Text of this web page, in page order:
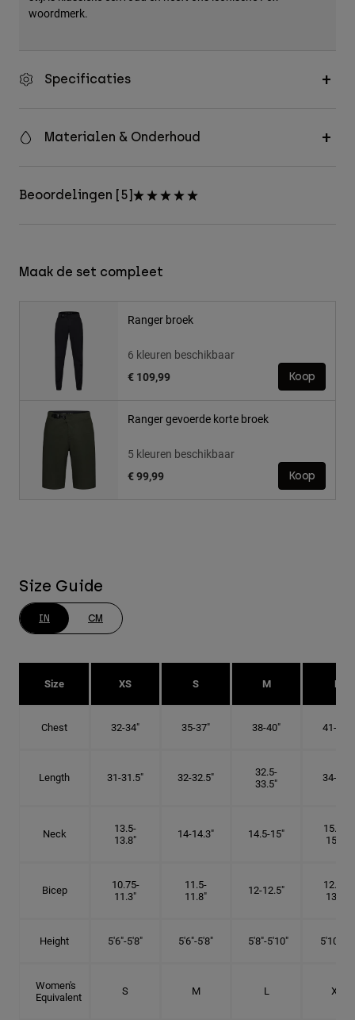
woordmerk.
Specificaties
Materialen & Onderhoud
Beoordelingen [5]
Maak de set compleet
Ranger broek
6 kleuren beschikbaar
€ 109,99
Koop
Ranger gevoerde korte broek
5 kleuren beschikbaar
€ 99,99
Koop
Size Guide
IN CM
Size XS S M L
Chest 32-34" 35-37" 38-40" 41-43"
Length 31-31.5" 32-32.5"
32.5-
33.5"
34-35"
Neck
13.5-
13.8"
14-14.3" 14.5-15"
15.25-
15.5"
Bicep
10.75-
11.3"
11.5-
11.8"
12-12.5"
12.75-
13.3"
Height 5'6"-5'8" 5'6"-5'8" 5'8"-5'10" 5'10"- 6'
Women's
Equivalent
S M L XL